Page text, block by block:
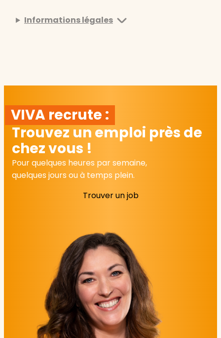
Informations légales
VIVA recrute :
Trouvez un emploi près de
chez vous !
Pour quelques heures par semaine,
quelques jours ou à temps plein.
Trouver un job